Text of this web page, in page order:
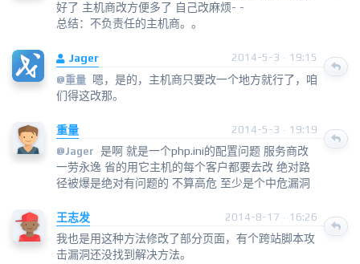
好了 主机商改方便多了 自己改麻烦- -
总结：不负责任的主机商。。
Jager
2014-5-3 · 19:15
@重量 嗯，是的，主机商只要改一个地方就行了，咱
们得这改那。
重量
2014-5-3 · 19:19
@Jager 是啊 就是一个php.ini的配置问题 服务商改
一劳永逸 省的用它主机的每个客户都要去改 绝对路
径被爆是绝对有问题的 不算高危 至少是个中危漏洞
王志发 2014-8-17 · 16:26
我也是用这种方法修改了部分页面，有个跨站脚本攻
击漏洞还没找到解决方法。